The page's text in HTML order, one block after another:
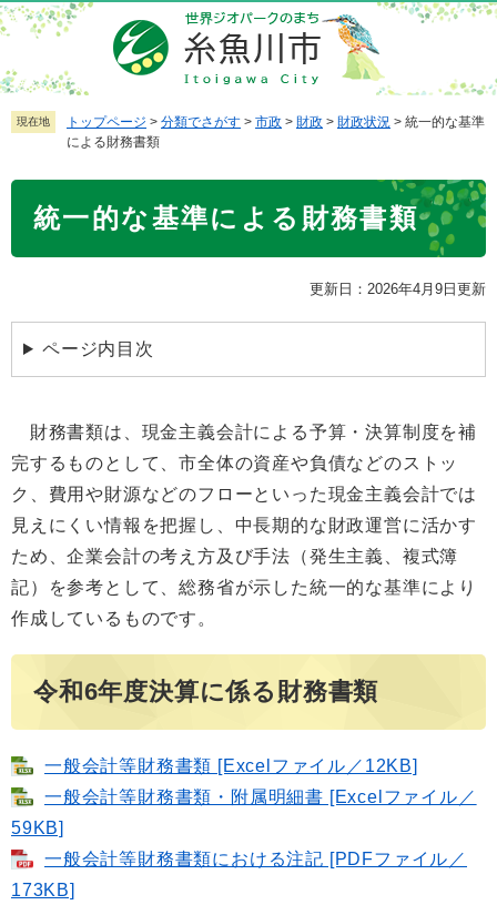
ペ
ー
ジ
の
先
メ
ニ
ュ
ー
を
本
現在地 トップページ > 分類でさがす > 市政 > 財政 > 財政状況 > 統一的な基準
による財務書類
統一的な基準による財務書類
更新日：2026年4月9日更新
ページ内目次
財務書類は、現金主義会計による予算・決算制度を補
完するものとして、市全体の資産や負債などのストッ
ク、費用や財源などのフローといった現金主義会計では
見えにくい情報を把握し、中長期的な財政運営に活かす
ため、企業会計の考え方及び手法（発生主義、複式簿
記）を参考として、総務省が示した統一的な基準により
作成しているものです。
令和6年度決算に係る財務書類
一般会計等財務書類 [Excelファイル／12KB]
一般会計等財務書類・附属明細書 [Excelファイル／
59KB]
一般会計等財務書類における注記 [PDFファイル／
173KB]